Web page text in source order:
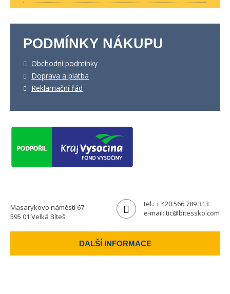
PODMÍNKY NÁKUPU
Obchodní podmínky
Doprava a platba
Reklamační řád
Masarykovo náměstí 67
595 01 Velká Bíteš
tel.: + 420 566 789 313
e-mail: tic@bitessko.com
DALŠÍ INFORMACE